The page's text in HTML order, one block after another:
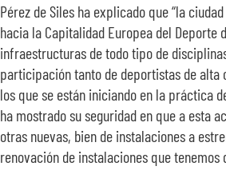
Pérez de Siles ha explicado que “la
hacia la Capitalidad Europea del Deporte
infraestructuras de todo tipo de
participación tanto de deportistas de
los que se están iniciando en la práctica
ha mostrado su seguridad en que a esta
otras nuevas, bien de instalaciones a
renovación de instalaciones que tenemos